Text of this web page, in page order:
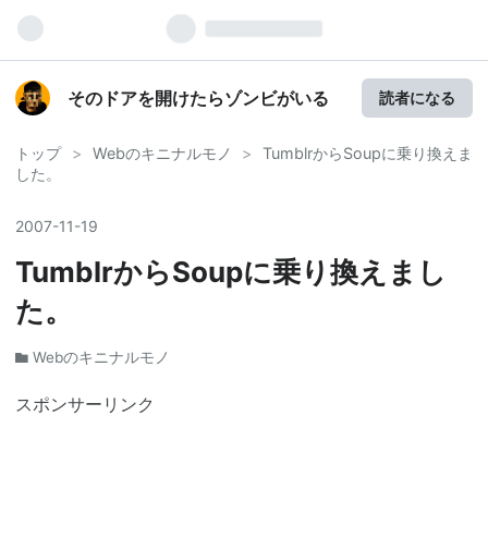
そのドアを開けたらゾンビがいる 読者になる
トップ > Webのキニナルモノ >
TumblrからSoupに乗り換えま
した。
2007-11-19
TumblrからSoupに乗り換えまし
た。
Webのキニナルモノ
スポンサーリンク